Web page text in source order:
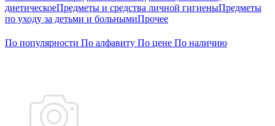
диетическоеПредметы и средства личной гигиеныПредметы
по уходу за детьми и больнымиПрочее
По популярности По алфавиту По цене По наличию